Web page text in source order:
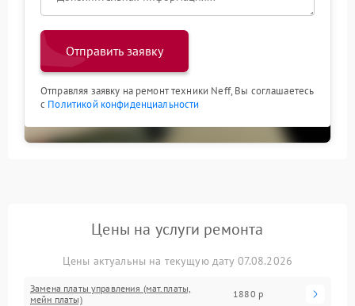
Отправить заявку
Отправляя заявку на ремонт техники Neff, Вы соглашаетесь
с Политикой конфиденциальности
Цены на услуги ремонта
Цены актуальны на текущую дату 07.08.2026
Замена платы управления (мат.платы,
мейн платы)
1880 р